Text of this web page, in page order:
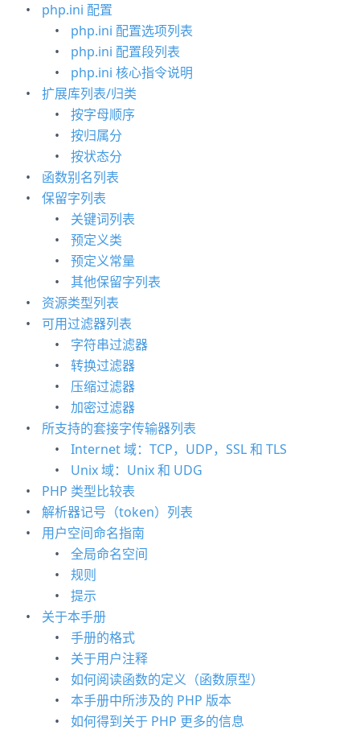
php.ini 配置
php.ini 配置选项列表
php.ini 配置段列表
php.ini 核心指令说明
扩展库列表/归类
按字母顺序
按归属分
按状态分
函数别名列表
保留字列表
关键词列表
预定义类
预定义常量
其他保留字列表
资源类型列表
可用过滤器列表
字符串过滤器
转换过滤器
压缩过滤器
加密过滤器
所支持的套接字传输器列表
Internet 域：TCP，UDP，SSL 和 TLS
Unix 域：Unix 和 UDG
PHP 类型比较表
解析器记号（token）列表
用户空间命名指南
全局命名空间
规则
提示
关于本手册
手册的格式
关于用户注释
如何阅读函数的定义（函数原型）
本手册中所涉及的 PHP 版本
如何得到关于 PHP 更多的信息